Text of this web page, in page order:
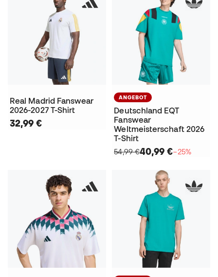
Real Madrid Fanswear
2026-2027 T-Shirt
32,99 €
ANGEBOT
Deutschland EQT
Fanswear
Weltmeisterschaft 2026
T-Shirt
54,99 €40,99 €−25%